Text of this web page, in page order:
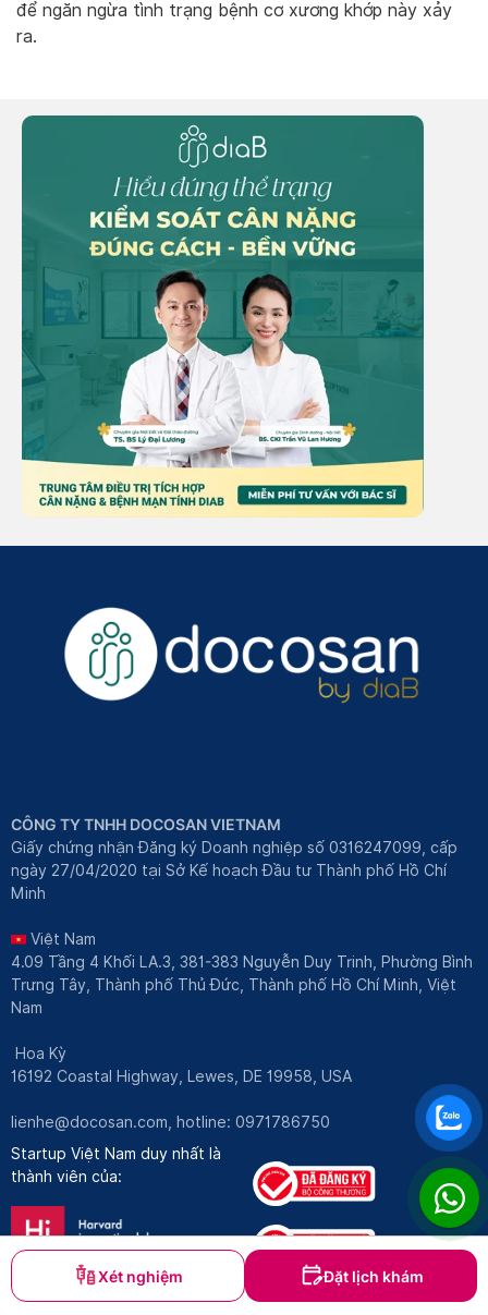
Xét nghiệm Đặt lịch khám
để ngăn ngừa tình trạng bệnh cơ xương khớp này xảy
ra.
CÔNG TY TNHH DOCOSAN VIETNAM
Giấy chứng nhận Đăng ký Doanh nghiệp số 0316247099, cấp
ngày 27/04/2020 tại Sở Kế hoạch Đầu tư Thành phố Hồ Chí
Minh
Việt Nam
4.09 Tầng 4 Khối LA.3, 381-383 Nguyễn Duy Trinh, Phường Bình
Trưng Tây, Thành phố Thủ Đức, Thành phố Hồ Chí Minh, Việt
Nam
Hoa Kỳ
16192 Coastal Highway, Lewes, DE 19958, USA
lienhe@docosan.com , hotline: 0971786750
Startup Việt Nam duy nhất là
thành viên của: